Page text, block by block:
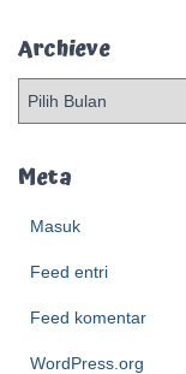
Archieve
h
Meta
Masuk
Feed entri
Feed komentar
WordPress.org